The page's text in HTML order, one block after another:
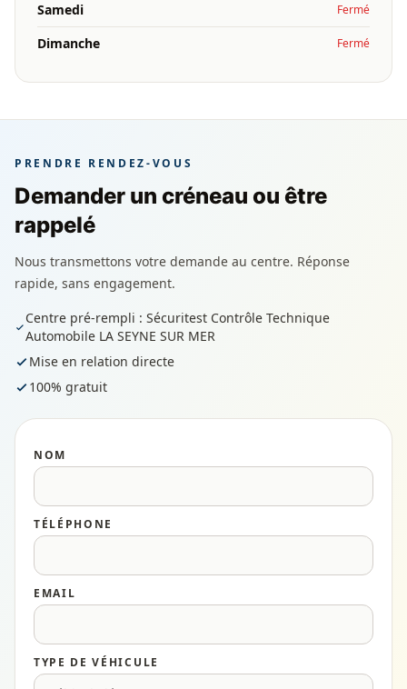
Samedi Fermé
Dimanche Fermé
PRENDRE RENDEZ-VOUS
Demander un créneau ou être
rappelé
Nous transmettons votre demande au centre. Réponse
rapide, sans engagement.
Centre pré-rempli : Sécuritest Contrôle Technique
Automobile LA SEYNE SUR MER
Mise en relation directe
100% gratuit
NOM
TÉLÉPHONE
EMAIL
TYPE DE VÉHICULE